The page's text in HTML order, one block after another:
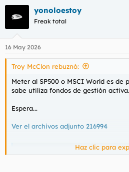
i
c
a
d
o
r
d
l
t
m
h
a
e
n
i
i
o
yonoloestoy
Freak total
16 May 2026
Troy McClon rebuznó:
Meter al SP500 o MSCI World es de
sabe utiliza fondos de gestión activa.
Espera...
Ver el archivos adjunto 216994
1/Un fondo de inversión español ha perdido un 55% del dinero de sus
Haz clic para